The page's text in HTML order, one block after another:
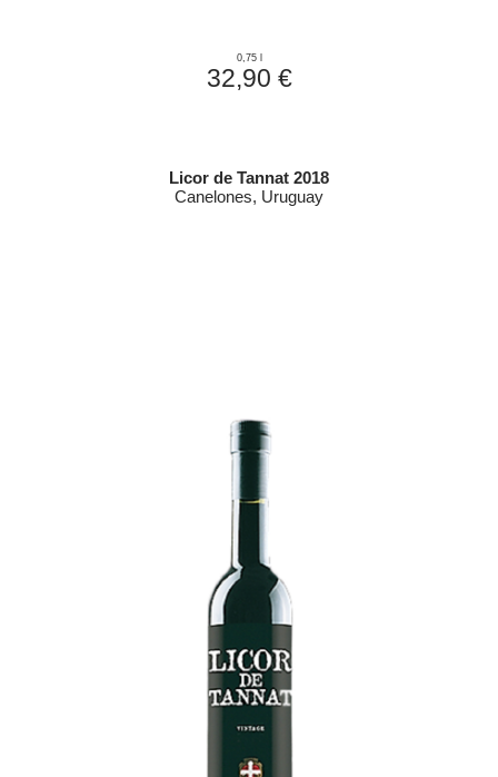
0,75 l
32,90 €
Licor de Tannat 2018
Canelones, Uruguay